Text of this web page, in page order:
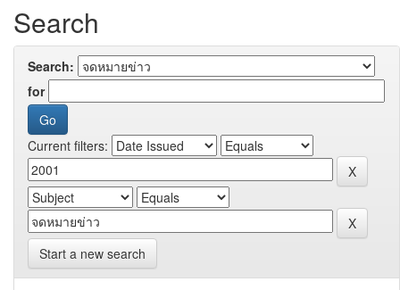
Search
Search:
for
Current filters:
Start a new search